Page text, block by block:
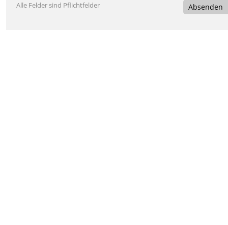
Alle Felder sind Pflichtfelder Absenden